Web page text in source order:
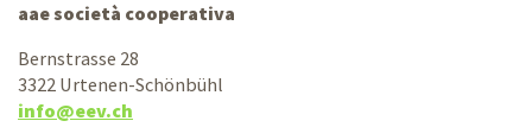
aae società cooperativa
Bernstrasse 28
3322 Urtenen-Schönbühl
info@eev.ch